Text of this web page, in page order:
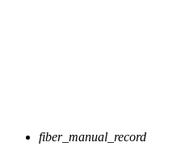
fiber_manual_record